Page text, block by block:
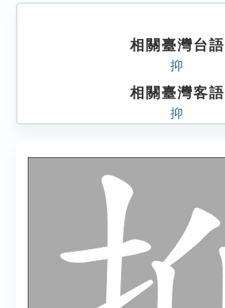
相關臺灣台語
抑
相關臺灣客語
抑